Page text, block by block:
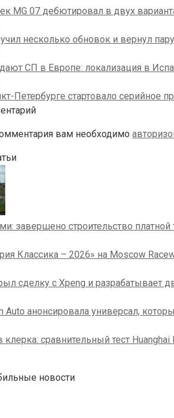
MG 07 дебютировал в двух
несколько обновок и вернул
СП в Европе: локализация в
Петербурге стартовало серийное
вам необходимо
завершено строительство
Классика – 2026» на Moscow
сделку с Xpeng и разрабатывает
Auto анонсировала универсал,
клерка: сравнительный тест Huanghai
новости